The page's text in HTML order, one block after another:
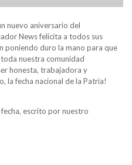
nuevo aniversario del
News felicita a todos sus
poniendo duro la mano para que
nuestra comunidad
honesta, trabajadora y
la fecha nacional de la Patria!
escrito por nuestro